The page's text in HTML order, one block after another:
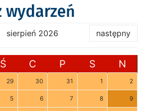
wydarzeń
sierpień 2026 następny
Ś C P S N
29 30 31 1 2
5 6 7 8 9